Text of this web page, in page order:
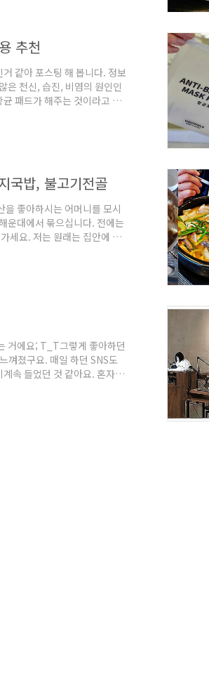
추천
같아 포스팅 해 봅니다. 정보
은 천신, 습진, 비염의 원인인
패드가 해주는 것이라고 합
마스크 파우치 패드 ​ 구성품
국밥, 불고기전골
좋아하시는 어머니를 모시
운대에서 묶으십니다. 전에는
세요. 저는 원래는 집안에 그
어머니께서는 10번 이상 해
거에요; T_T그렇게 좋아하던
껴졌구요. 매일 하던 SNS도
속 들었던 것 같아요. 혼자서
즘의 근황을 얘기하니까당